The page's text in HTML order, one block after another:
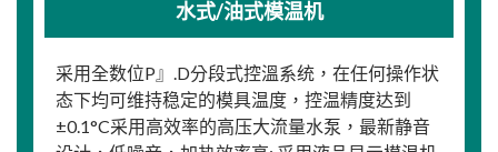
水式/油式模温机
采用全数位P』.D分段式控溫系统，在任何操作状
态下均可维持稳定的模具温度，控温精度达到
±0.1°C采用高效率的高压大流量水泵，最新静音